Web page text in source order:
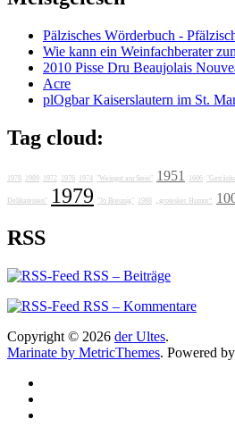
Pälzisches Wörderbuch -
Wie kann ein Weinfachberater
2010 Pisse Dru Beaujolais
Acre
plOgbar Kaiserslautern im St.
Tag cloud:
1978 1989 1972 1976 1974 "Weingut am Stein" 1951 1606
Delikatessen" 1979 "Jo Breunig" 1988 „grotesker Humor“
RSS
RSS – Beiträge
RSS – Kommentare
Copyright © 2026 der Ultes.
Marinate by MetricThemes. Powered by